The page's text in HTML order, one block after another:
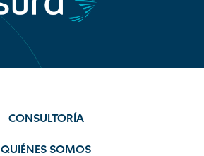
CONSULTORÍA
QUIÉNES SOMOS